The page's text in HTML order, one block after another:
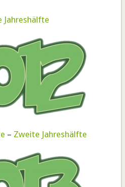
Jahreshälfte
– Zweite Jahreshälfte